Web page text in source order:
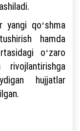
yangi qoʻshma
hamda
oʻzaro
rivojlantirishga
hujjatlar